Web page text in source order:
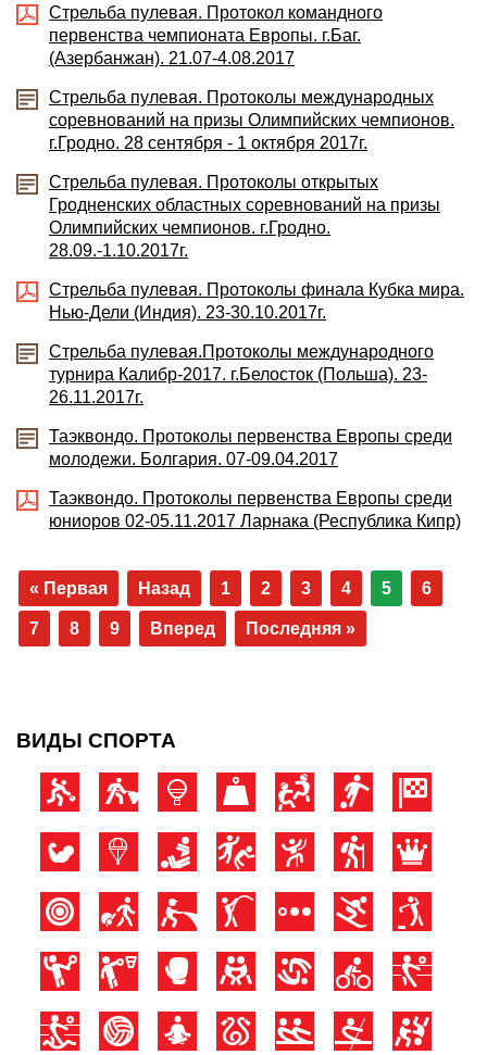
Стрельба пулевая. Протокол командного
первенства чемпионата Европы. г.Баг.
(Азербанжан). 21.07-4.08.2017
Стрельба пулевая. Протоколы международных
соревнований на призы Олимпийских чемпионов.
г.Гродно. 28 сентября - 1 октября 2017г.
Стрельба пулевая. Протоколы открытых
Гродненских областных соревнований на призы
Олимпийских чемпионов. г.Гродно.
28.09.-1.10.2017г.
Стрельба пулевая. Протоколы финала Кубка мира.
Нью-Дели (Индия). 23-30.10.2017г.
Стрельба пулевая.Протоколы международного
турнира Калибр-2017. г.Белосток (Польша). 23-
26.11.2017г.
Таэквондо. Протоколы первенства Европы среди
молодежи. Болгария. 07-09.04.2017
Таэквондо. Протоколы первенства Европы среди
юниоров 02-05.11.2017 Ларнака (Республика Кипр)
« Первая Назад 1 2 3 4 5 6
7 8 9 Вперед Последняя »
ВИДЫ СПОРТА